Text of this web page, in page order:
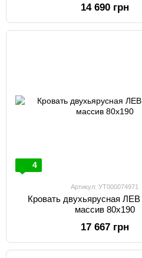
14 690 грн
4
Артикул: УТ000074971
Кровать двухьярусная
массив 80х190
17 667 грн